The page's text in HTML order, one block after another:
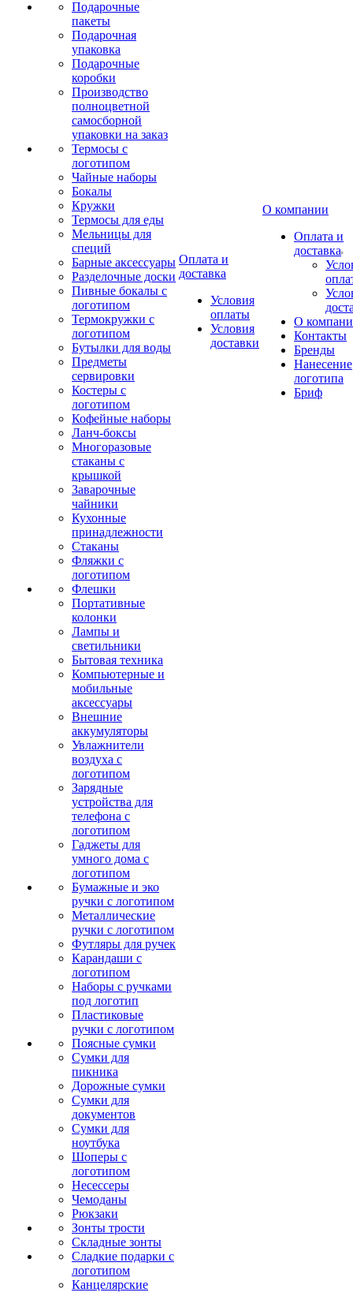
Подарочные
пакеты
Подарочная
упаковка
Подарочные
коробки
Производство
полноцветной
самосборной
упаковки на заказ
Термосы с
логотипом
Чайные наборы
Бокалы
Кружки
Термосы для еды
Мельницы для
специй
Барные аксессуары
Разделочные доски
Пивные бокалы с
логотипом
Термокружки с
логотипом
Бутылки для воды
Предметы
сервировки
Костеры с
логотипом
Кофейные наборы
Ланч-боксы
Многоразовые
стаканы с
крышкой
Заварочные
чайники
Кухонные
принадлежности
Стаканы
Фляжки с
логотипом
Флешки
Портативные
колонки
Лампы и
светильники
Бытовая техника
Компьютерные и
мобильные
аксессуары
Внешние
аккумуляторы
Увлажнители
воздуха с
логотипом
Зарядные
устройства для
телефона с
логотипом
Гаджеты для
умного дома с
логотипом
Бумажные и эко
ручки с логотипом
Металлические
ручки с логотипом
Футляры для ручек
Карандаши с
логотипом
Наборы с ручками
под логотип
Пластиковые
ручки с логотипом
Поясные сумки
Сумки для
пикника
Дорожные сумки
Сумки для
документов
Сумки для
ноутбука
Шоперы с
логотипом
Несессеры
Чемоданы
Рюкзаки
Зонты трости
Складные зонты
Сладкие подарки с
логотипом
Канцелярские
Оплата и
доставка
Условия
оплаты
Условия
доставки
О компании
Оплата и
доставка
О
Контакты
Бренды
Нанесение
логотипа
Бриф